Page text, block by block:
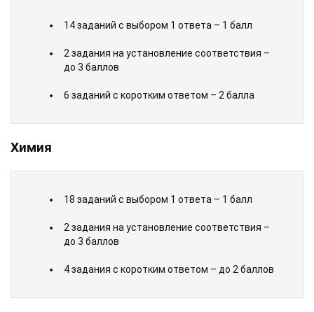
14 заданий с выбором 1 ответа – 1 балл
2 задания на установление соответствия –
до 3 баллов
6 заданий с коротким ответом – 2 балла
Химия
18 заданий с выбором 1 ответа – 1 балл
2 задания на установление соответствия –
до 3 баллов
4 задания с коротким ответом – до 2 баллов